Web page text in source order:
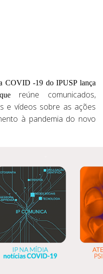
COVID -19 do IPUSP lança
que reúne comunicados,
e vídeos sobre as ações
à pandemia do novo